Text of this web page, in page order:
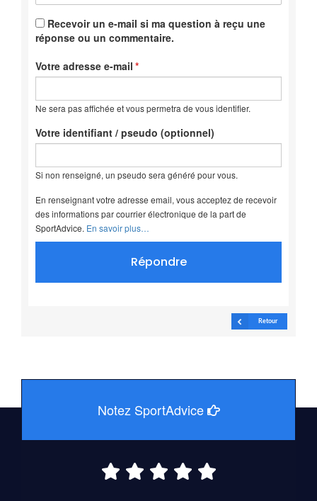
Recevoir un e-mail si ma question à reçu une
réponse ou un commentaire.
Votre adresse e-mail
Ne sera pas affichée et vous permetra de vous identifier.
Votre identifiant / pseudo (optionnel)
Si non renseigné, un pseudo sera généré pour vous.
En renseignant votre adresse email, vous acceptez de recevoir
des informations par courrier électronique de la part de
SportAdvice. En savoir plus…
Répondre
Retour
Notez SportAdvice